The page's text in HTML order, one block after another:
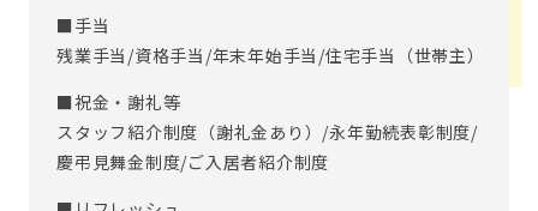
■手当
残業手当/資格手当/年末年始手当/住宅手当（世帯主）
■祝金・謝礼等
スタッフ紹介制度（謝礼金あり）/永年勤続表彰制度/
慶弔見舞金制度/ご入居者紹介制度